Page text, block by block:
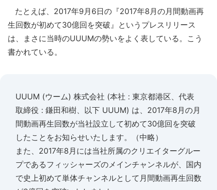
たとえば、2017年9月6日の『2017年8月の月間動画再
生回数が初めて30億回を突破』というプレスリリース
は、まさに当時のUUUMの勢いをよく表している。こう
書かれている。
UUUM (ウーム) 株式会社 (本社 : 東京都港区、代表
取締役 : 鎌田和樹、以下 UUUM) は、2017年8月の月
間動画再生回数が当社設立して初めて30億回を突破
したことをお知らせいたします。（中略）
また、2017年8月には当社所属のクリエイターグルー
プであるフィッシャーズのメインチャンネルが、国内
で史上初めて単体チャンネルとして月間動画再生回数